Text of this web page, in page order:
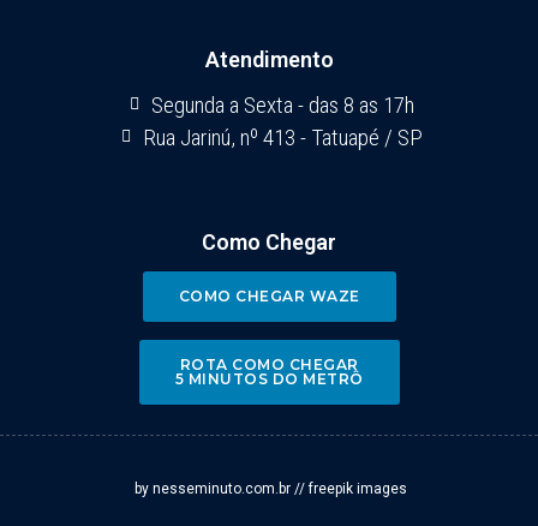
Atendimento
Segunda a Sexta - das 8 as 17h
Rua Jarinú, nº 413 - Tatuapé / SP
Como Chegar
COMO CHEGAR WAZE
ROTA COMO CHEGAR
5 MINUTOS DO METRÔ
by nesseminuto.com.br // freepik images